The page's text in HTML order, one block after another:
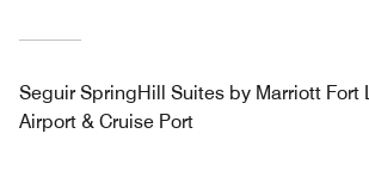
Seguir SpringHill Suites by Marriott Fort
Airport & Cruise Port